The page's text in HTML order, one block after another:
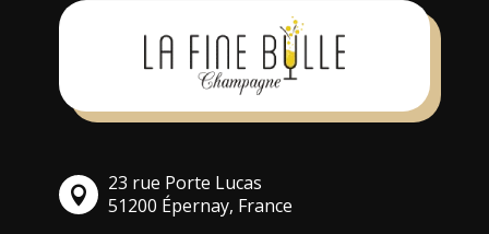
23 rue Porte Lucas
51200 Épernay, France